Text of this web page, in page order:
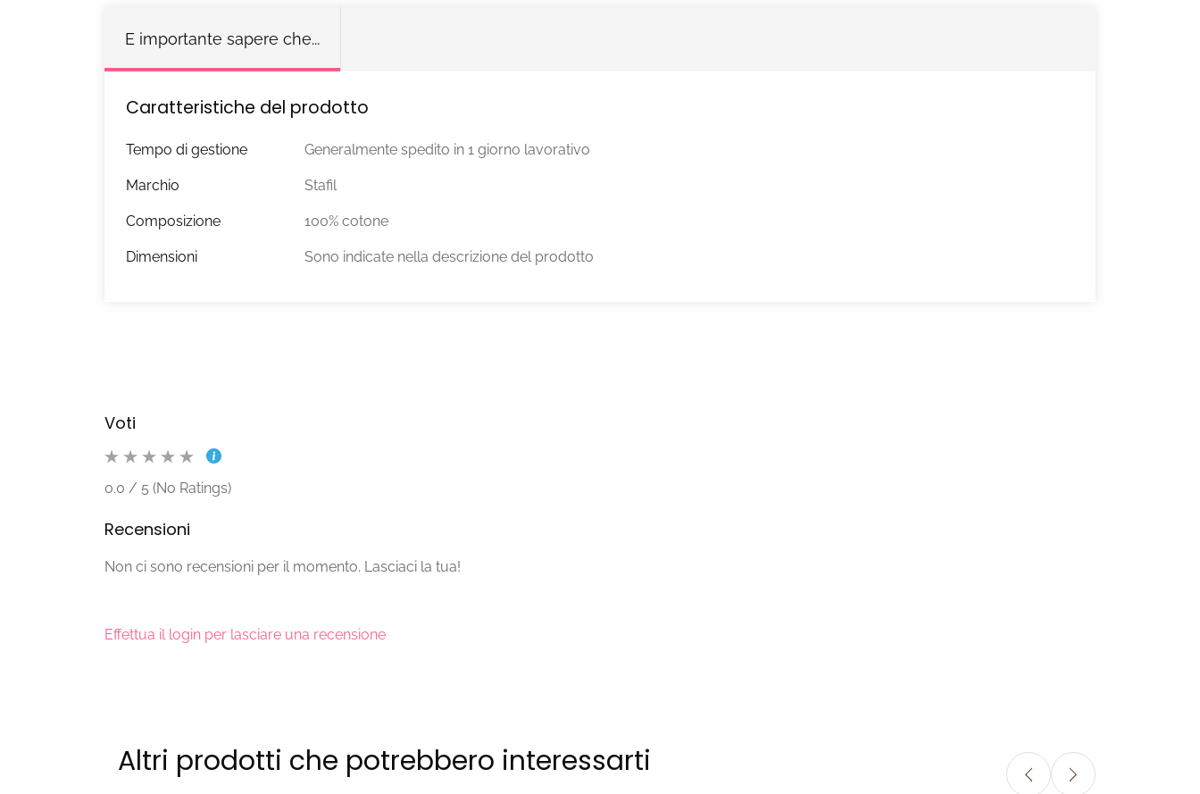
E importante sapere che...
Caratteristiche del prodotto
Tempo di gestione Generalmente spedito in 1 giorno lavorativo
Marchio Stafil
Composizione 100% cotone
Dimensioni Sono indicate nella descrizione del prodotto
Voti
0.0 / 5 (No Ratings)
Recensioni
Non ci sono recensioni per il momento. Lasciaci la tua!
Effettua il login per lasciare una recensione
Altri prodotti che potrebbero interessarti